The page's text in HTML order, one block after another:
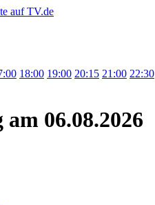
18:00 19:00 20:15 21:00 22:30
am 06.08.2026